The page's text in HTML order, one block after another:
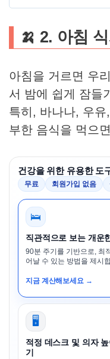
🍌 2. 아침
아침을 거르면 우
서 밤에 쉽게 잠들
특히, 바나나, 우
부한 음식을 먹으
건강을 위한 유용한 도
무료 회원가입 없음
🛌
직관적으로 보는 개운
90분 주기를 기반으로, 최
어날 수 있는 방법을 제시
지금 계산해보세요 →
🖥️
적정 데스크 및 의자
기